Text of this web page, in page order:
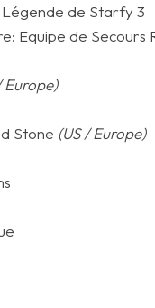
de Starfy 3
Equipe de Secours
Europe)
Stone (US / Europe)